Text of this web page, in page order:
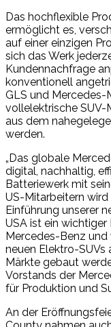
Das hochflexible
ermöglicht es,
auf einer einzigen
sich das Werk
Kundennachfrage
konventionell
GLS und
vollelektrische
aus dem
werden.
„Das globale
digital, nachhaltig,
Batteriewerk mit
US-Mitarbeitern
Einführung unserer
USA ist ein
Mercedes-Benz und
neuen Elektro-SUVs
Märkte gebaut
Vorstands der
für Produktion und
An der